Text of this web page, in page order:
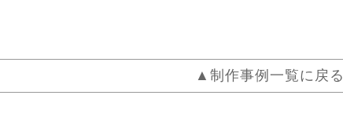
▲制作事例一覧に戻る